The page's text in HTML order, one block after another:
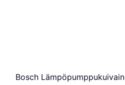
Bosch Lämpöpumppukuivain